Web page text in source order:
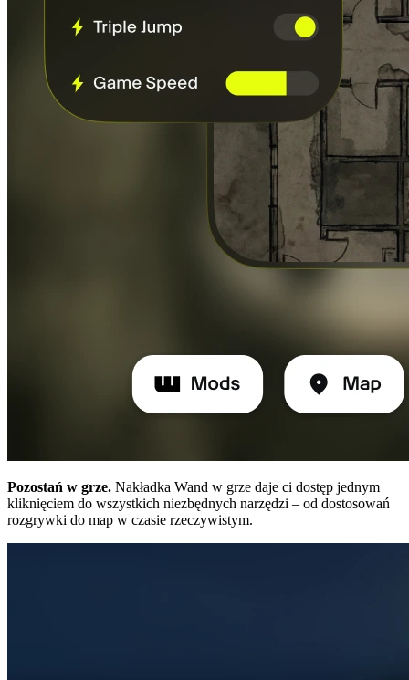
Pozostań w grze. Nakładka Wand w grze daje ci dostęp jednym
kliknięciem do wszystkich niezbędnych narzędzi – od dostosowań
rozgrywki do map w czasie rzeczywistym.